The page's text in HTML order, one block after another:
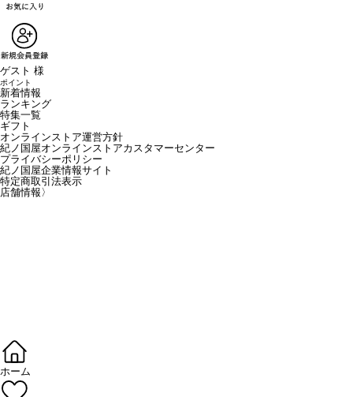
ゲスト 様
ポイント
新着情報
ランキング
特集一覧
ギフト
オンラインストア運営方針
紀ノ国屋オンラインストアカスタマーセンター
プライバシーポリシー
紀ノ国屋企業情報サイト
特定商取引法表示
店舗情報 〉
ホーム